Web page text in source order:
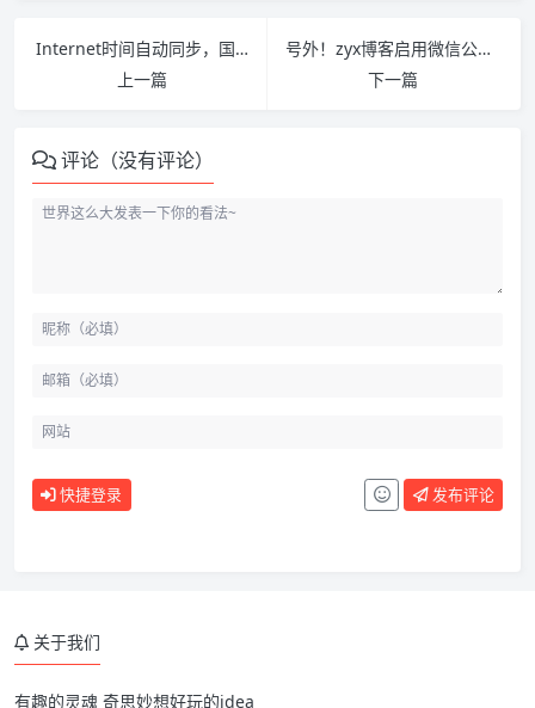
Internet时间自动同步，国内可用的时间服务器
上一篇
号外！zyx博客启用微信公众号及评论邮件回复功能
下一篇
评论（没有评论）
快捷登录 发布评论
关于我们
有趣的灵魂 奇思妙想好玩的idea